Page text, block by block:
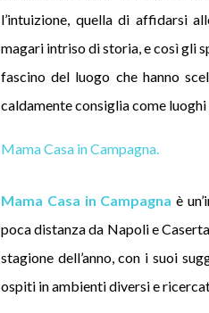
l’intuizione, quella di affidarsi
magari intriso di storia, e così gli
fascino del luogo che hanno
caldamente consiglia come
Mama Casa in Campagna.
Mama Casa in Campagna è
poca distanza da Napoli e
stagione dell’anno, con i suoi
ospiti in ambienti diversi e